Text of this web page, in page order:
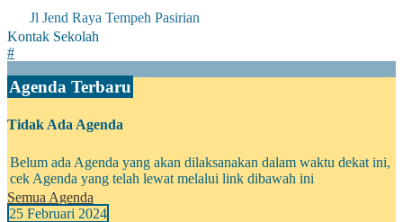
Jl Jend Raya Tempeh Pasirian
Kontak Sekolah
#
Agenda Terbaru
Tidak Ada Agenda
Belum ada Agenda yang akan dilaksanakan dalam waktu dekat ini,
cek Agenda yang telah lewat melalui link dibawah ini
Semua Agenda
25 Februari 2024